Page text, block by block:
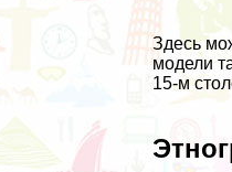
Здесь
модели
15-м